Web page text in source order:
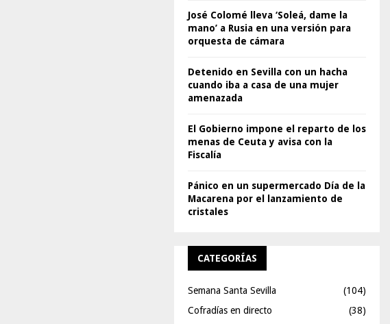
José Colomé lleva ‘Soleá, dame la
mano’ a Rusia en una versión para
orquesta de cámara
Detenido en Sevilla con un hacha
cuando iba a casa de una mujer
amenazada
El Gobierno impone el reparto de los
menas de Ceuta y avisa con la
Fiscalía
Pánico en un supermercado Día de la
Macarena por el lanzamiento de
cristales
CATEGORÍAS
Semana Santa Sevilla
(104)
Cofradías en directo
(38)